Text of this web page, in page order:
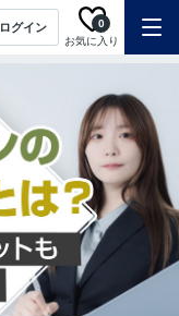
ログイン
お気に入り
0